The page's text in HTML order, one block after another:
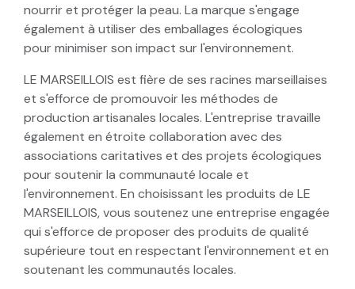
nourrir et protéger la peau. La marque s'engage
également à utiliser des emballages écologiques
pour minimiser son impact sur l'environnement.
LE MARSEILLOIS est fière de ses racines marseillaises
et s'efforce de promouvoir les méthodes de
production artisanales locales. L'entreprise travaille
également en étroite collaboration avec des
associations caritatives et des projets écologiques
pour soutenir la communauté locale et
l'environnement. En choisissant les produits de LE
MARSEILLOIS, vous soutenez une entreprise engagée
qui s'efforce de proposer des produits de qualité
supérieure tout en respectant l'environnement et en
soutenant les communautés locales.